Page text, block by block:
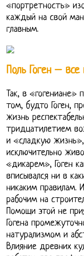
«портретность»
каждый на свой
главным.
Поль Гоген –
Так, в «гогениане»
том, будто Гоген,
жизнь
тридцатилетием
и «сладкую
исключительно
«дикарем», Гоген
вписывался ни в
никаким правилам.
рабочим на
Помощи этой не
Гогена
натурализмом и
Влияние древних